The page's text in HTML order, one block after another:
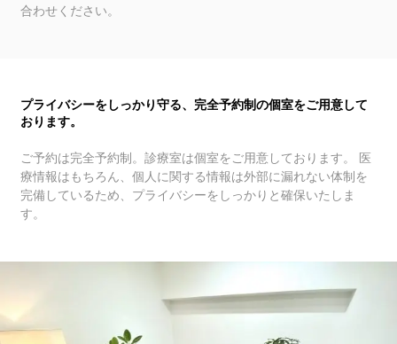
合わせください。
プライバシーをしっかり守る、完全予約制の個室をご用意して
おります。
ご予約は完全予約制。診療室は個室をご用意しております。 医
療情報はもちろん、個人に関する情報は外部に漏れない体制を
完備しているため、プライバシーをしっかりと確保いたしま
す。